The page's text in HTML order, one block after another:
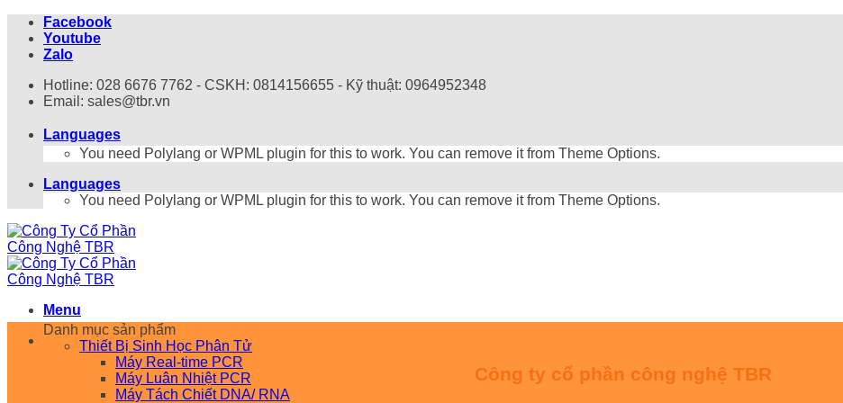
qua
Facebook
Youtube
Zalo
Hotline: 028 6676 7762 - CSKH: 0814156655 - Kỹ thuật: 0964952348
Email: sales@tbr.vn
Languages
You need Polylang or WPML plugin for this to work. You can remove it from Theme Options.
Languages
You need Polylang or WPML plugin for this to work. You can remove it from Theme Options.
Menu
Công ty cổ phần công nghệ TBR
Danh mục sản phẩm
Thiết Bị Sinh Học Phân Tử
Máy Real-time PCR
Máy Luân Nhiệt PCR
Máy Tách Chiết DNA/ RNA